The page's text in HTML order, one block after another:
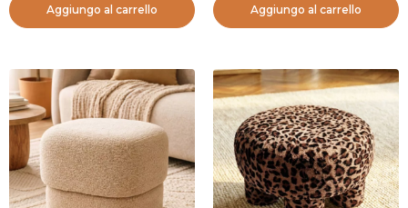
Aggiungo al carrello Aggiungo al carrello